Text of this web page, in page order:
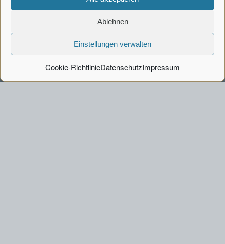
Ablehnen
Einstellungen verwalten
Cookie-RichtlinieDatenschutzImpressum
Cookie-Richtlinie
KONTAKT